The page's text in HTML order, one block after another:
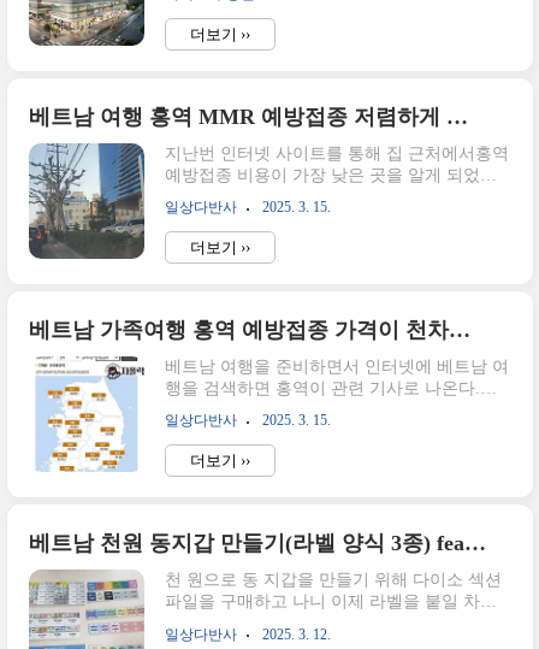
2019.09.252022.08.262025.02.27요건 확인2보
충족1후 ..
는 수원 영통에 있는 시세차익 5억을 기대할 수
있는 단지가 나와서 더 주목을 끌고 있습니다.
해당단지는 힐스테이트 광교 중앙역 퍼스트로
중인 무주택자에게 청약의 문이 열려있습니다.
공고를 확인하시고이 기회를 꼭 놓치지 않으셨
으면 좋겠습니다. 힐스테이트 광교 중양역 퍼
스트 청약 정보 요약청약홈 바로가기청약홈사
일정과 해당 공고에 대해 쉽게 알아보실 수 있
습니다.힐스테이트 광교중앙역 퍼스트는 4월
더보기 ››
베트남 여행 홍역 MMR 예방접종 저렴하게 맞기
지난번 인터넷 사이트를 통해 집 근처에서홍역
예방접종 비용이 가장 낮은 곳을 알게 되었
다. 그곳은 바로 건강관리협회!(2~4만 원인데
여기는 2만 원!) 베트남 가족여행 홍역 예방접
종 가격이 천차만별?! 미리 확인하고 접종하기
베트남 여행을 준비하면서 인터넷에 베트남 여
결막염 등의 감기 같은 증상에서 고열과 함께
세종지부에서 MMR 예방주사를 저렴하게 맞고
온 이야기를 적으려고 한다. 건강관리협회 충
북세종지부 찾아가기구분내용이름한국건강관
주시 흥덕구 직지대로 631전화번호0507-1356-
1100043-297-1100영업시간..
일상다반사 2025. 3. 15.
더보기 ››
베트남 가족여행 홍역 예방접종 가격이 천차만별?! 미리 확인하고 접종하기
베트남 여행을 준비하면서 인터넷에 베트남 여
행을 검색하면 홍역이 관련 기사로 나온다.전
염성이 높은 홍역, 공기로 전파되고 기침, 콧물,
결막염 등의 감기 같은 증상에서 고열과 함께
온몸에 발진으로 이어진다고 한다. 사회일반
뉴스: 최근 국내에서 발생한 홍역 환자 18명 중
data-og-host="www.sedaily.com" data-og-source-
data-og-
url="https://www.sedaily.com/NewsView/
data-og-image="https://scrap.kak..
일상다반사 2025. 3. 15.
더보기 ››
베트남 천원 동지갑 만들기(라벨 양식 3종) feat.다이소 섹션파일
천 원으로 동 지갑을 만들기 위해 다이소 섹션
파일을 구매하고 나니 이제 라벨을 붙일 차례
에 섹션파일 겟!올해 여행은 베트남에 가기로
일상다반사 2025. 3. 12.